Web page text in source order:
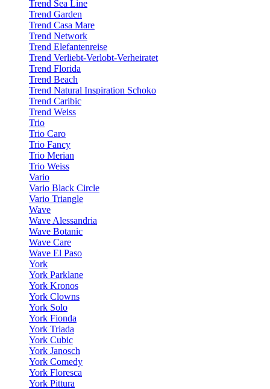
Trend Sea Line
Trend Garden
Trend Casa Mare
Trend Network
Trend Elefantenreise
Trend Verliebt-Verlobt-Verheiratet
Trend Florida
Trend Beach
Trend Natural Inspiration Schoko
Trend Caribic
Trend Weiss
Trio
Trio Caro
Trio Fancy
Trio Merian
Trio Weiss
Vario
Vario Black Circle
Vario Triangle
Wave
Wave Alessandria
Wave Botanic
Wave Care
Wave El Paso
York
York Parklane
York Kronos
York Clowns
York Solo
York Fionda
York Triada
York Cubic
York Janosch
York Comedy
York Floresca
York Pittura